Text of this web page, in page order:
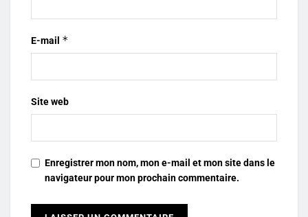
E-mail *
Site web
Enregistrer mon nom, mon e-mail et mon site dans le
navigateur pour mon prochain commentaire.